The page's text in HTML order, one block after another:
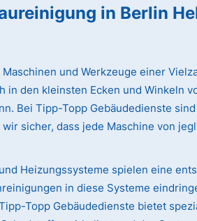
in Berlin
und Werkzeuge einer
den kleinsten Ecken und Winkeln
Bei Tipp-Topp Gebäudedienste
sicher, dass jede Maschine von
Heizungssysteme spielen eine
in diese Systeme
Topp Gebäudedienste bietet